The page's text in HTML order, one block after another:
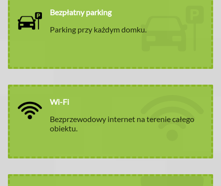
Bezpłatny parking
Parking przy każdym domku.
Wi-Fi
Bezprzewodowy internet na terenie całego
obiektu.